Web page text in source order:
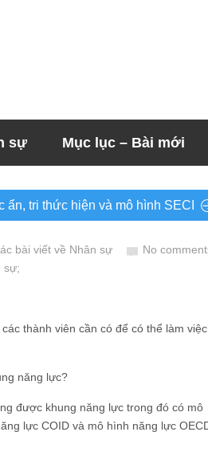
sự Mục lục – Bài mới
ẩn, tri thức hiện và mô hình SECI
bài viết về Nhân sự
No
sự;
thành viên cần có để có thể làm việc
năng lực?
được khung năng lực trong đó có mô
lực COID và mô hình năng lực